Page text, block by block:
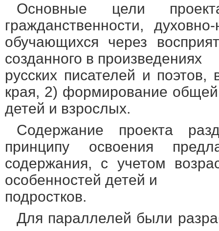
Основные цели
гражданственности,
обучающихся через
созданного в произведениях
русских писателей и поэтов,
края, 2) формирование общей
детей и взрослых.
Содержание проекта
принципу освоения
содержания, с учетом
особенностей детей и
подростков.
Для параллелей были